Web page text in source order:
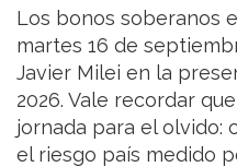
Los bonos soberanos
martes 16 de
Javier Milei en la
2026. Vale recordar
jornada para el olvido:
el riesgo país medido